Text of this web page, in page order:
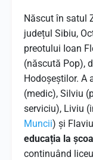
Născut în satul
județul Sibiu,
preotului Ioan
(născută Pop),
Hodoșeștilor. A
(medic), Silviu
serviciu), Liviu
Muncii) și
educația la
continuând